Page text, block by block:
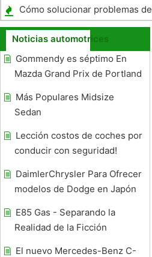
para accesorios en una
Royal Star
Cómo solucionar problemas
control de temperatura
Noticias automotrices
Gommendy es séptimo En
Mazda Grand Prix de Portland
Más Populares Midsize
Sedan
Lección costos de coches por
conducir con seguridad!
DaimlerChrysler Para Ofrecer
modelos de Dodge en Japón
E85 Gas - Separando la
Realidad de la Ficción
El nuevo Mercedes-Benz C-